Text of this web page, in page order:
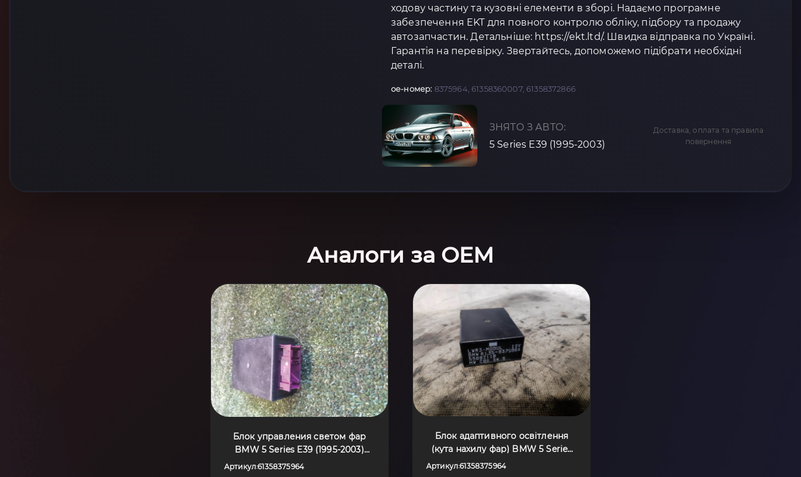
ходову частину та кузовні елементи в зборі. Надаємо програмне
забезпечення EKT для повного контролю обліку, підбору та продажу
автозапчастин. Детальніше: https://ekt.ltd/. Швидка відправка по Україні.
Гарантія на перевірку. Звертайтесь, допоможемо підібрати необхідні
деталі.
oe-номер: 8375964, 61358360007, 61358372866
ЗНЯТО З АВТО:
5 Series E39 (1995-2003)
Доставка, оплата та правила
повернення
Аналоги за OEM
Блок управления светом фар
BMW 5 Series E39 (1995-2003)
61358375964
Артикул:61358375964
Блок адаптивного освітлення
(кута нахилу фар) BMW 5 Series
E39 (1995-2003) 61358375964
Артикул:61358375964